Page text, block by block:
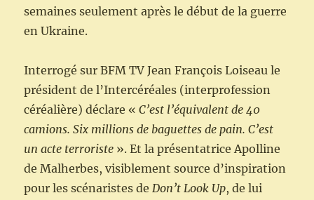
semaines seulement après le début de la guerre
en Ukraine.
Interrogé sur BFM TV Jean François Loiseau le
président de l’Intercéréales (interprofession
céréalière) déclare «C’est l’équivalent de 40
camions. Six millions de baguettes de pain. C’est
un acte terroriste ». Et la présentatrice Apolline
de Malherbes, visiblement source d’inspiration
pour les scénaristes deDon’t Look Up, de lui